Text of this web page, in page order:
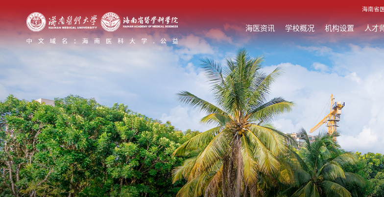
海南省
海医资讯 学校概况 机构设置 人才